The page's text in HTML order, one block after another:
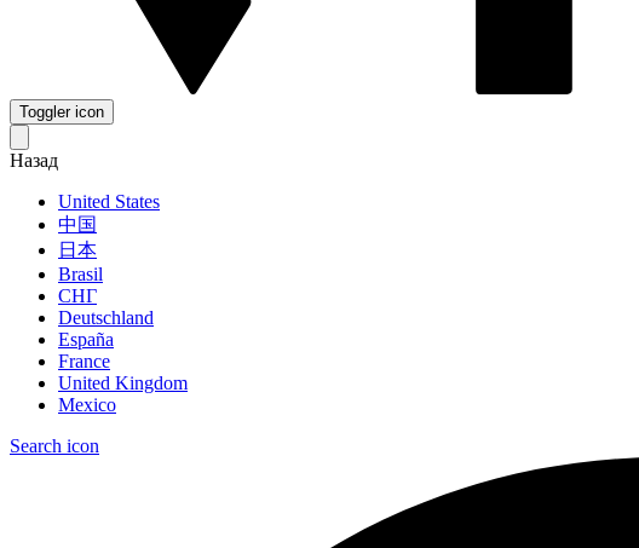
Toggler icon
Назад
United States
中国
日本
Brasil
СНГ
Deutschland
España
France
United Kingdom
Mexico
Search icon